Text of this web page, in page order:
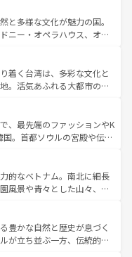
楽と美食が融合した独特の
の各地域で異なる魅力を楽
な歴史を感じることができ
メリカ
てほしい。
番の観光地といえばオアフ
らマウイ島やカウアイ島が
に輝く海をはじめ、豊かな
々を迎えてくれるハワイの
やハワイアンミュージッ
すべてがハワイの魅力を彩
情報
しい。
と多様な文化が魅力の国。
ニー・オペラハウス、オー
えるウルル（エアーズロッ
林やケアンズの熱帯雨林な
、カフェやワイン、オージ
ており、サーフィンやダイ
トドア好きにはたまらな
力を存分に味わいつくそ
着く台湾は、多彩な文化と
。活気あふれる大都市の台
台湾東部など、都市の喧騒
、訪れる人に新しい発見と
、奥深い台湾の食文化も魅
ど、バラエティ豊かな料理
台湾情報は コンテンツ一覧を参
、最先端のファッションやK
。首都ソウルの宮殿や伝統
々の自然美を楽しむことが
、絶品のストリートフード
っている。夜には、韓国な
多彩な魅力を心ゆくまで味
。 なお、新着の韓国情報はコンテンツ一
的なベトナム。南北に細長
風景や青々とした山々、世
。ハノイの古い町並みやホ
の建物も、独特の雰囲気を
ティの豊かさとおいしさで
豊かな自然と歴史が息づく
が立ち並ぶ一方、伝統的な